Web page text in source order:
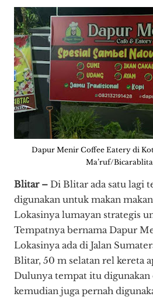
Dapur Menir Coffee Eatery di
Ma’ruf/
Blitar – Di Blitar ada satu lagi
digunakan untuk makan
Lokasinya lumayan strategis
Tempatnya bernama Dapur
Lokasinya ada di Jalan
Blitar, 50 m selatan rel kereta
Dulunya tempat itu digunakan
kemudian juga pernah